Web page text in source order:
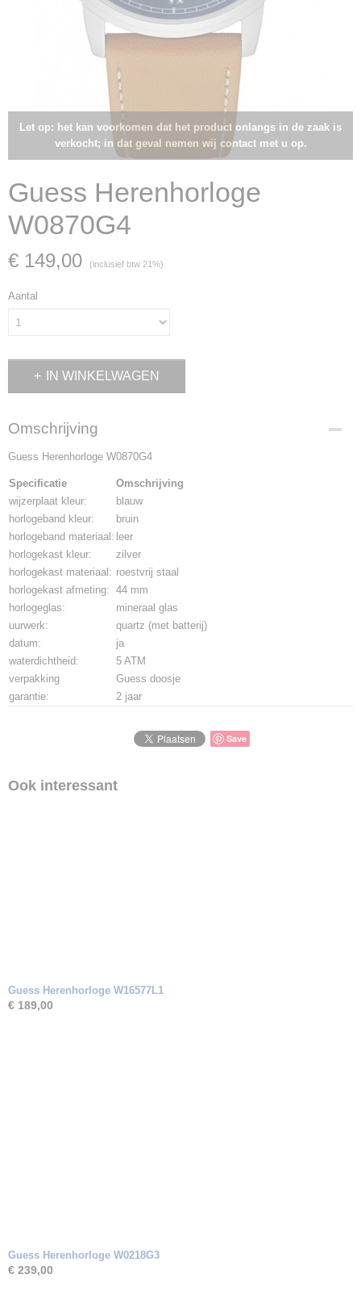
Let op: het kan voorkomen dat het product onlangs in de zaak is
verkocht; in dat geval nemen wij contact met u op.
Guess Herenhorloge
W0870G4
€ 149,00 (inclusief btw 21%)
Aantal
IN WINKELWAGEN
Omschrijving
Guess Herenhorloge W0870G4
Specificatie
Omschrijving
wijzerplaat kleur:
blauw
horlogeband kleur:
bruin
horlogeband materiaal: leer
horlogekast kleur:
zilver
horlogekast materiaal: roestvrij staal
horlogekast afmeting: 44 mm
horlogeglas:
mineraal glas
uurwerk:
quartz (met batterij)
datum:
ja
waterdichtheid:
5 ATM
verpakking
Guess doosje
garantie:
2 jaar
Save
Ook interessant
Guess Herenhorloge W16577L1
€ 189,00
Guess Herenhorloge W0218G3
€ 239,00